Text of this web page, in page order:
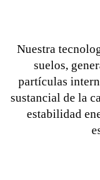
Nuestra
suelos,
partículas
sustancial de la
estabilidad